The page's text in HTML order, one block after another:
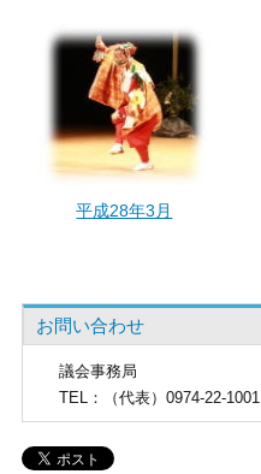
平成28年3月
お問い合わせ
議会事務局
TEL：（代表）0974-22-1001